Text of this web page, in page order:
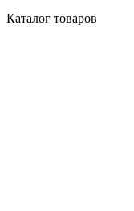
Каталог товаров